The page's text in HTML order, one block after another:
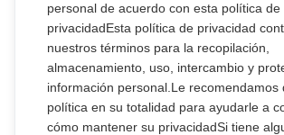
personal de acuerdo con esta política de
privacidadEsta política de privacidad
nuestros términos para la recopilación,
almacenamiento, uso, intercambio y
información personal.Le recomendamos
política en su totalidad para ayudarle a
cómo mantener su privacidadSi tiene